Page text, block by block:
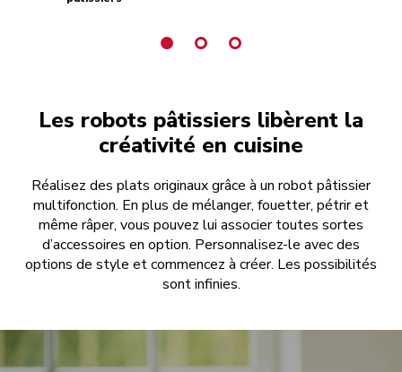
Les robots pâtissiers libèrent la
créativité en cuisine
Réalisez des plats originaux grâce à un robot pâtissier
multifonction. En plus de mélanger, fouetter, pétrir et
même râper, vous pouvez lui associer toutes sortes
d’accessoires en option. Personnalisez-le avec des
options de style et commencez à créer. Les possibilités
sont infinies.
Explorer les robots pâtissiers